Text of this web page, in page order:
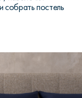
постель